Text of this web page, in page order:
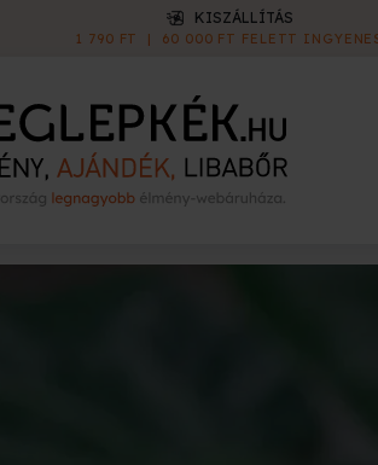
KISZÁLLÍTÁS
| 60 000 FT FELETT INGYENES